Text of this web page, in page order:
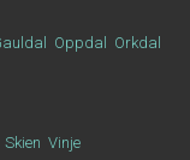
Oppdal
Orkdal
Skien Vinje